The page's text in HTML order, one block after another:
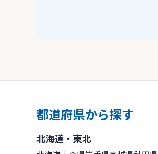
都道府県から探す
北海道・東北